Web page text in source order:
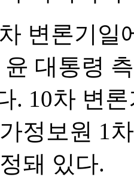
변론기일
대통령
. 10차 변
정보원 1
돼 있다.